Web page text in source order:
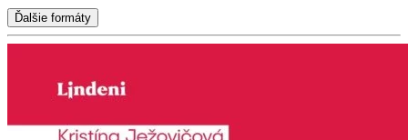
Ďalšie formáty